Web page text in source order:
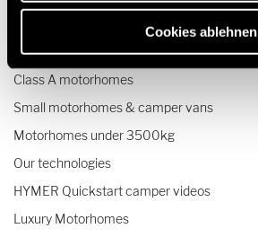
Cookies ablehnen
Camper vans (Class B RVs)
Class B+ motorhomes
Class A motorhomes
Small motorhomes & camper vans
Motorhomes under 3500kg
Our technologies
HYMER Quickstart camper videos
Luxury Motorhomes